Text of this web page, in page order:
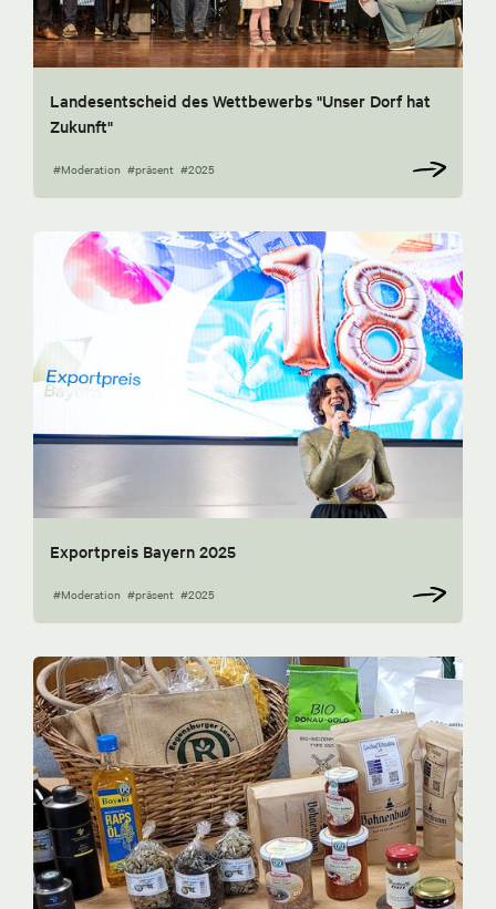
Landesentscheid des Wettbewerbs "Unser Dorf hat
Zukunft"
#Moderation #präsent #2025
Exportpreis Bayern 2025
#Moderation #präsent #2025